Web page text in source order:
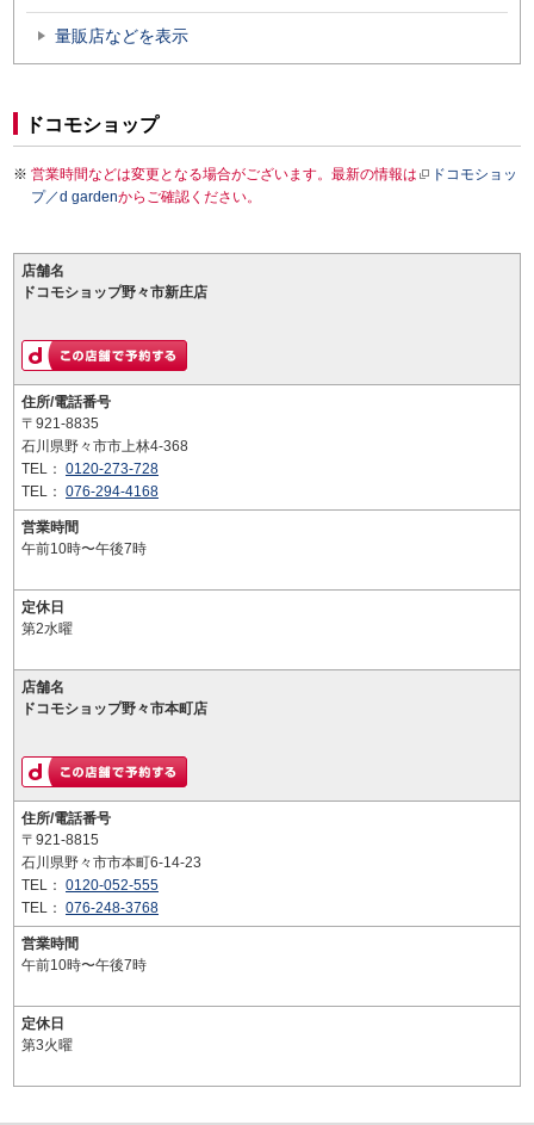
量販店などを表示
ドコモショップ
営業時間などは変更となる場合がございます。最新の情報は
ドコモショッ
プ／d gardenからご確認ください。
店舗名
ドコモショップ野々市新庄店
住所/電話番号
〒921-8835
石川県野々市市上林4-368
TEL： 0120-273-728
TEL： 076-294-4168
営業時間
午前10時〜午後7時
定休日
第2水曜
店舗名
ドコモショップ野々市本町店
住所/電話番号
〒921-8815
石川県野々市市本町6-14-23
TEL： 0120-052-555
TEL： 076-248-3768
営業時間
午前10時〜午後7時
定休日
第3火曜